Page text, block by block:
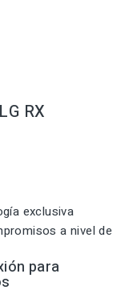
RX
exclusiva
a nivel de
para